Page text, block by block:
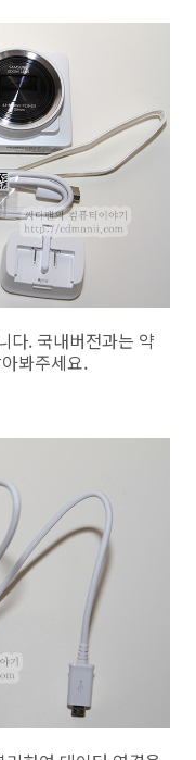
다. 국내버전과는 약
봐주세요.